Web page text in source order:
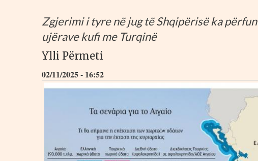
Zgjerimi i tyre në jug të Shqipërisë ka
ujërave kufi me Turqinë
Ylli Përmeti
02/11/2025 - 16:52